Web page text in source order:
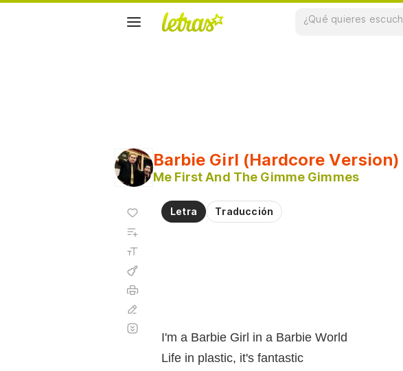
Barbie Girl (Hardcore Version)
Me First And The Gimme Gimmes
Letra Traducción
I'm a Barbie Girl in a Barbie World
Life in plastic, it's fantastic
Agregar
favoritos
Agregar
automático